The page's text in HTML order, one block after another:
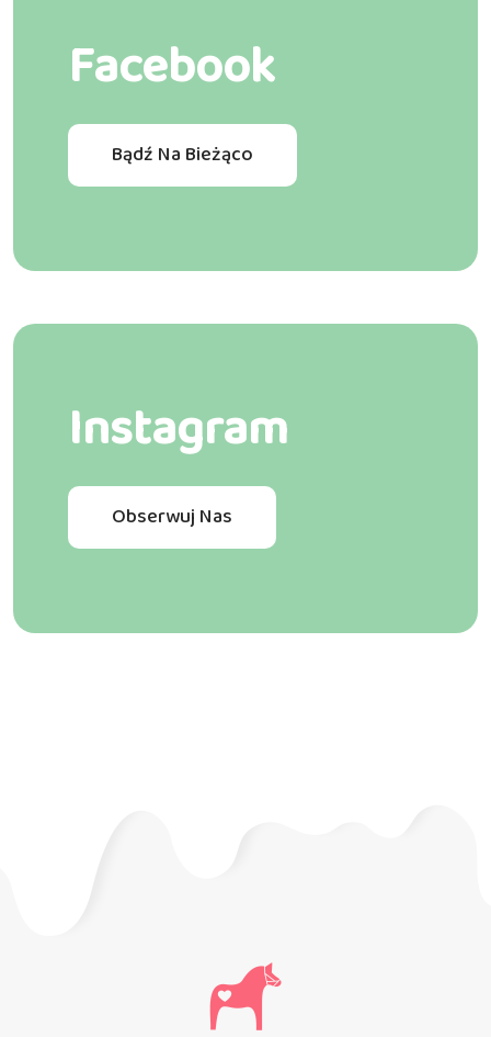
Facebook
Bądź Na Bieżąco
Instagram
Obserwuj Nas